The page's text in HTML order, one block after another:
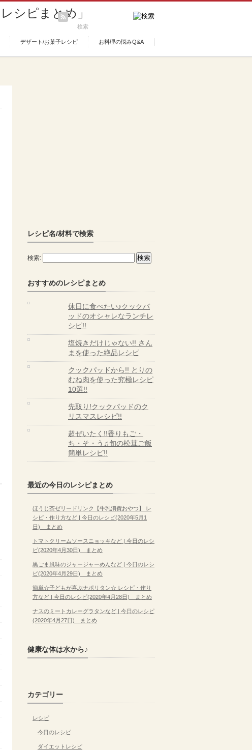
デザート/お菓子レシピ お料理の悩みQ&A
レシピ名/材料で検索
検索:
おすすめのレシピまとめ
休日に食べたい♪クックパ
ッドのオシャレなランチレ
シピ!!
塩焼きだけじゃない!! さん
まを使った絶品レシピ
クックパッドから!! とりの
むね肉を使った究極レシピ
10選!!
先取り!クックパッドのク
リスマスレシピ!!
超ぜいたく!!香りもご・
ち・そ・う♫旬の松茸ご飯
簡単レシピ!!
最近の今日のレシピまとめ
ほうじ茶ゼリードリンク【牛乳消費おやつ】 レ
シピ・作り方など | 今日のレシピ(2020年5月1
日) まとめ
トマトクリームソースニョッキなど | 今日のレシ
ピ(2020年4月30日) まとめ
黒ごま風味のジャージャーめんなど | 今日のレシ
ピ(2020年4月29日) まとめ
簡単☆子どもが喜ぶナポリタン☆ レシピ・作り
方など | 今日のレシピ(2020年4月28日) まとめ
ナスのミートカレーグラタンなど | 今日のレシピ
(2020年4月27日) まとめ
健康な体は水から♪
カテゴリー
レシピ
今日のレシピ
ダイエットレシピ